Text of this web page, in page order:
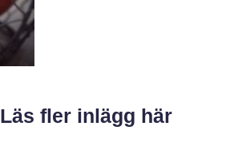
Läs fler inlägg här